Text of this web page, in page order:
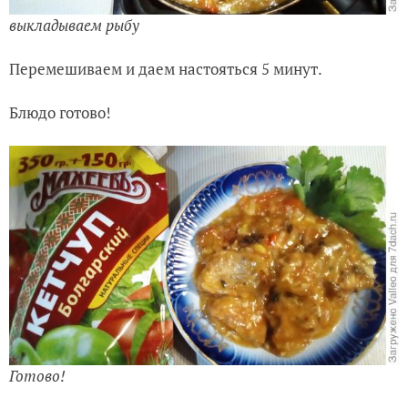
выкладываем рыбу
Перемешиваем и даем настояться 5 минут.
Блюдо готово!
Готово!